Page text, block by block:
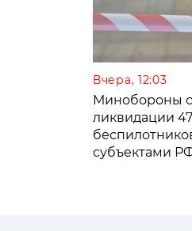
Вчера, 12:03
Минобороны
ликвидации
субъектами